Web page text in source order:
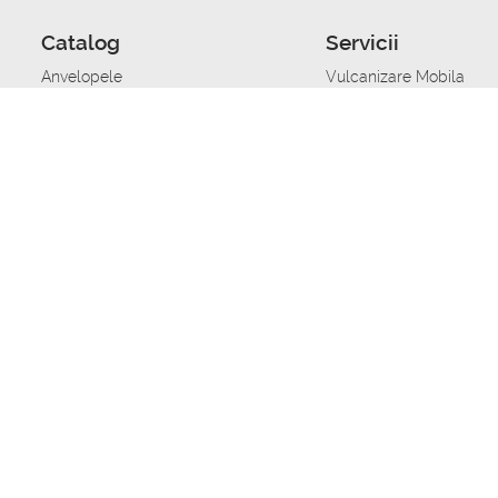
Catalog
Anvelopele
Servicii
Vulcanizare Mobila